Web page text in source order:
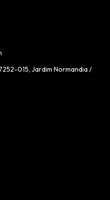
015, Jardim Normandia /